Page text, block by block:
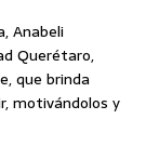
Anabeli
Querétaro,
que brinda
motivándolos y